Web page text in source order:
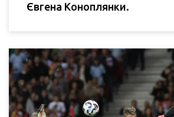
Євгена Коноплянки.